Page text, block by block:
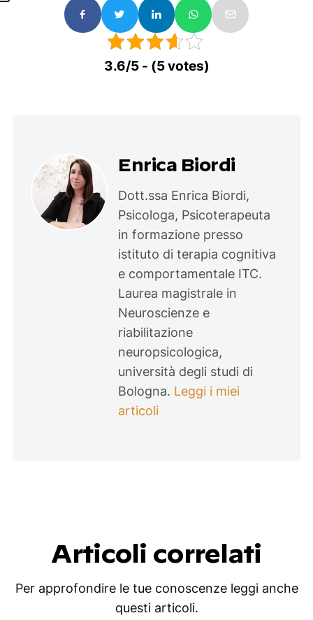
3.6/5 - (5 votes)
Enrica Biordi
Dott.ssa Enrica Biordi,
Psicologa, Psicoterapeuta
in formazione presso
istituto di terapia cognitiva
e comportamentale ITC.
Laurea magistrale in
Neuroscienze e
riabilitazione
neuropsicologica,
università degli studi di
Bologna. Leggi i miei
articoli
Articoli correlati
Per approfondire le tue conoscenze leggi anche
questi articoli.